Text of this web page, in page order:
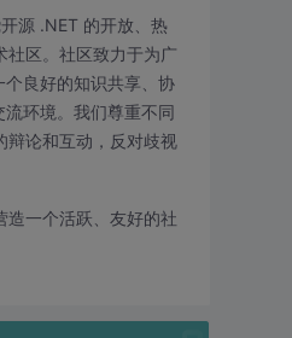
+ qjid;
源 .NET 的开放、热
社区。社区致力于为广
良好的知识共享、协
环境。我们尊重不同
辩论和互动，反对歧视
造一个活跃、友好的社